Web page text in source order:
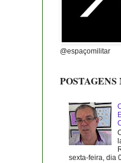
@espaçomilitar
sexta-feira, dia